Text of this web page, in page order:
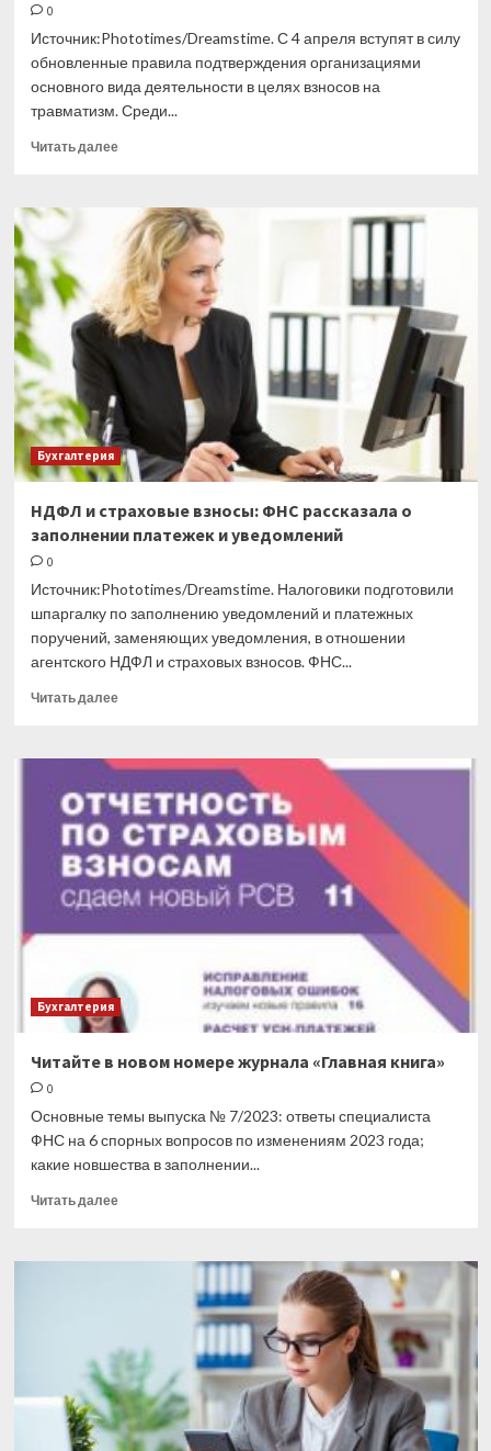
0
Источник:Phototimes/Dreamstime. С 4 апреля вступят в силу
обновленные правила подтверждения организациями
основного вида деятельности в целях взносов на
травматизм. Среди...
Читать далееПрочитать
Скорректирован
порядок
подтверждения
основного
вида
деятельности
Бухгалтерия
НДФЛ и страховые взносы: ФНС рассказала о
заполнении платежек и уведомлений
0
Источник:Phototimes/Dreamstime. Налоговики подготовили
шпаргалку по заполнению уведомлений и платежных
поручений, заменяющих уведомления, в отношении
агентского НДФЛ и страховых взносов. ФНС...
Читать далееПрочитать
НДФЛ
страховые
взносы:
ФНС
рассказала
о
заполнении
Бухгалтерия
Читайте в новом номере журнала «Главная книга»
0
Основные темы выпуска № 7/2023: ответы специалиста
ФНС на 6 спорных вопросов по изменениям 2023 года;
какие новшества в заполнении...
Читать далееПрочитать
Читайте
«Главная
книга»